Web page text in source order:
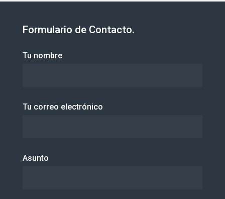
Formulario de Contacto.
Tu nombre
Tu correo electrónico
Asunto